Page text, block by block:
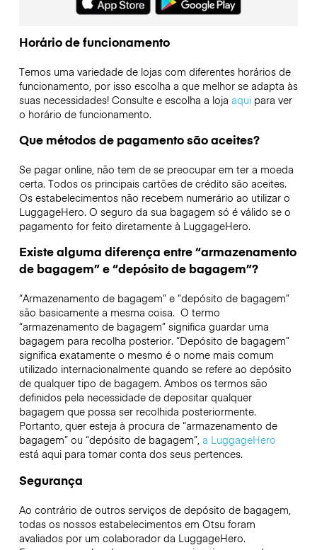
Horário de funcionamento
Temos uma variedade de lojas com diferentes horários de
funcionamento, por isso escolha a que melhor se adapta às
suas necessidades! Consulte e escolha a loja aquipara ver
o horário de funcionamento.
Que métodos de pagamento são aceites?
Se pagar online, não tem de se preocupar em ter a moeda
certa. Todos os principais cartões de crédito são aceites.
Os estabelecimentos não recebem numerário ao utilizar o
LuggageHero. O seguro da sua bagagem só é válido se o
pagamento for feito diretamente à LuggageHero.
Existe alguma diferença entre “armazenamento
de bagagem” e “depósito de bagagem”?
“Armazenamento de bagagem” e “depósito de bagagem”
são basicamente a mesma coisa. O termo
“armazenamento de bagagem” significa guardar uma
bagagem para recolha posterior. “Depósito de bagagem”
significa exatamente o mesmo é o nome mais comum
utilizado internacionalmente quando se refere ao depósito
de qualquer tipo de bagagem. Ambos os termos são
definidos pela necessidade de depositar qualquer
bagagem que possa ser recolhida posteriormente.
Portanto, quer esteja à procura de “armazenamento de
bagagem” ou “depósito de bagagem”,a LuggageHero
está aqui para tomar conta dos seus pertences.
Segurança
Ao contrário de outros serviços de depósito de bagagem,
todas os nossos estabelecimentos em Otsu foram
avaliados por um colaborador da LuggageHero.